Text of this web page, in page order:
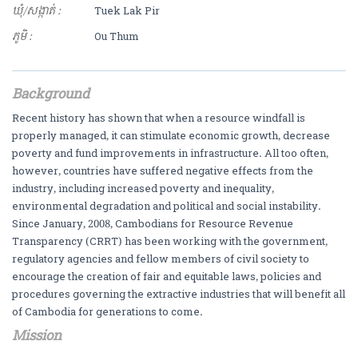
ឃុំ/សង្កាត់ :
Tuek Lak Pir
ភូមិ :
Ou Thum
Background
Recent history has shown that when a resource windfall is
properly managed, it can stimulate economic growth, decrease
poverty and fund improvements in infrastructure. All too often,
however, countries have suffered negative effects from the
industry, including increased poverty and inequality,
environmental degradation and political and social instability.
Since January, 2008, Cambodians for Resource Revenue
Transparency (CRRT) has been working with the government,
regulatory agencies and fellow members of civil society to
encourage the creation of fair and equitable laws, policies and
procedures governing the extractive industries that will benefit all
of Cambodia for generations to come.
Mission